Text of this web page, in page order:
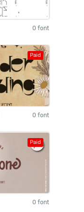
0 font
Paid
0 font
Paid
0 font